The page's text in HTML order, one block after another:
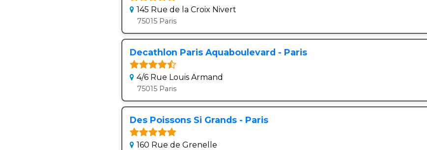
145 Rue de la Croix Nivert
75015 Paris
Decathlon Paris Aquaboulevard - Paris
4/6 Rue Louis Armand
75015 Paris
Des Poissons Si Grands - Paris
160 Rue de Grenelle